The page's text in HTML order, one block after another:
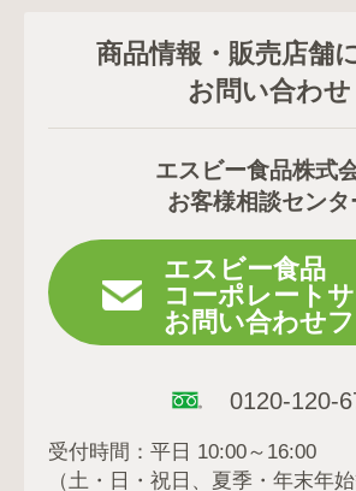
商品情報・販売店舗
お問い合わせ
エスビー食品株式
お客様相談センタ
エスビー食品
コーポレート
お問い合わせ
0120-120-
受付時間：平日 10:00～16:00
（土・日・祝日、夏季・年末年